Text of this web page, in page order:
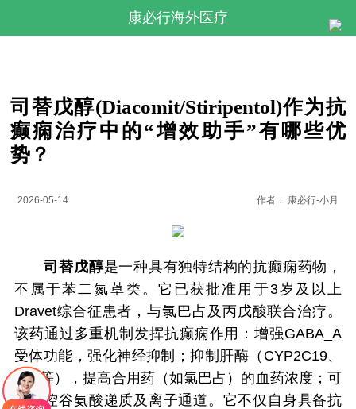
康必行海外医疗
司替戊醇(Diacomit/Stiripentol)作为抗
癫痫治疗中的“增效助手”有哪些优
势？
2026-05-14 作者： 康必行-小月
司替戊醇是一种具有独特结构的抗癫痫药物，
不属于苯二氮䓬类。它已获批准用于3岁及以上
Dravet综合征患者，与氯巴占及丙戊酸联合治疗。
该药通过多重机制发挥抗癫痫作用：增强GABA_A
受体功能，强化神经抑制；抑制肝酶（CYP2C19、
3A4等），提高合用药（如氯巴占）的血药浓度；可
能调控谷氨酸递质及离子通道。它不仅自身具备抗